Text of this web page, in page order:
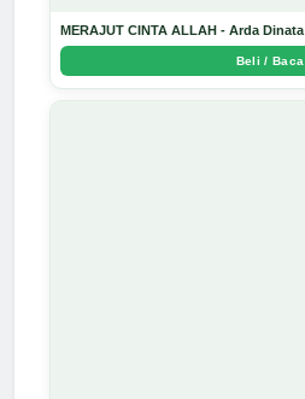
MERAJUT CINTA ALLAH - Arda Dinata
Beli / Baca